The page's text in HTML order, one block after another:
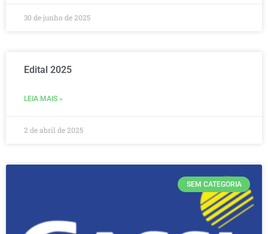
30 de junho de 2025
Edital 2025
LEIA MAIS »
2 de abril de 2025
SEM CATEGORIA